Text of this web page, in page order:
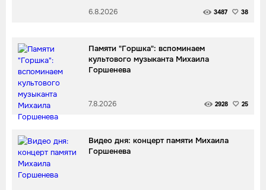
6.8.2026 3487 38
Памяти "Горшка": вспоминаем
культового музыканта Михаила
Горшенева
7.8.2026 2928 25
Видео дня: концерт памяти Михаила
Горшенева